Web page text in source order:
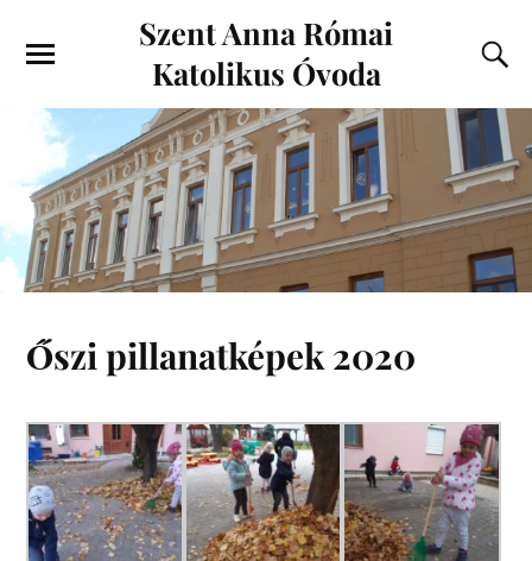
Szent Anna Római
Katolikus Óvoda
Őszi pillanatképek 2020